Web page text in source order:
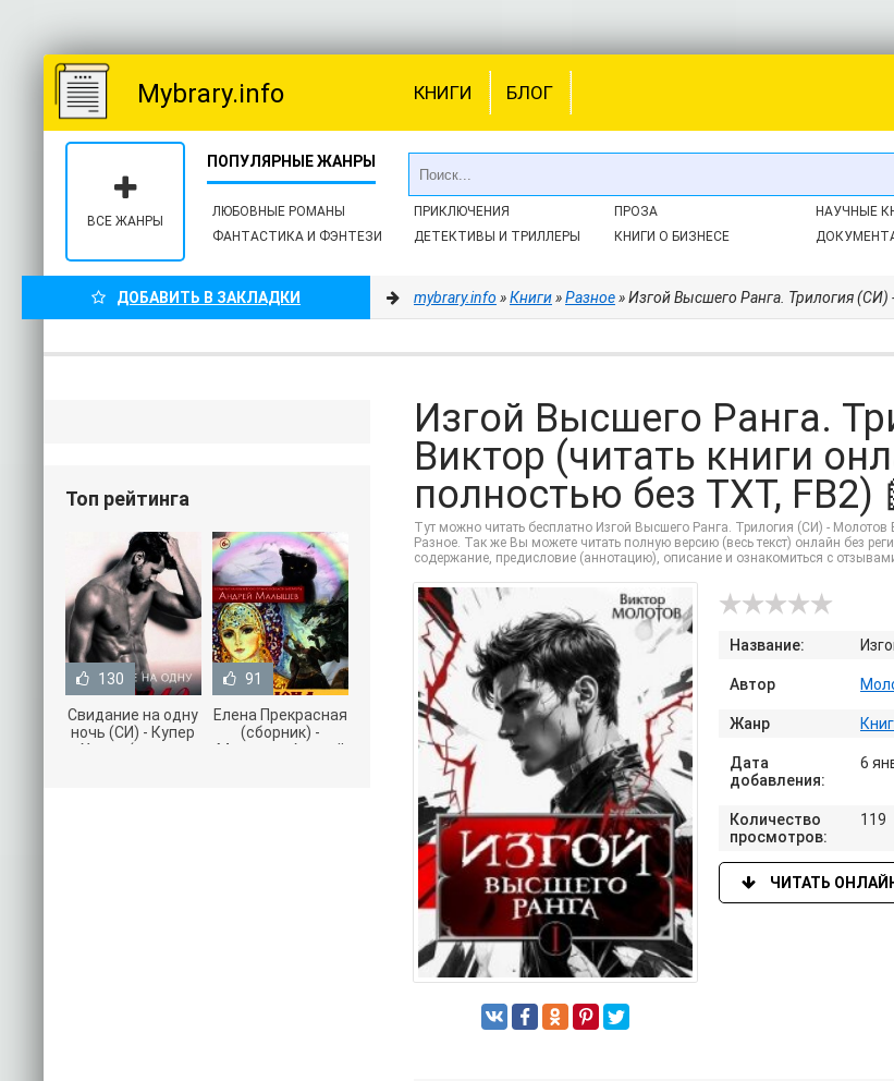
Mybrary.info КНИГИ БЛОГ
ЛЮБОВНЫЕ РОМАНЫ
ФАНТАСТИКА И ФЭНТЕЗИ
ПРИКЛЮЧЕНИЯ
ДЕТЕКТИВЫ И ТРИЛЛЕРЫ
ПРОЗА
КНИГИ О БИЗНЕСЕ
НАУЧНЫЕ
ВСЕ ЖАНРЫ
ДОБАВИТЬ В ЗАКЛАДКИ mybrary.info »Книги»Разное» Изгой Высшего Ранга. Трилогия (СИ) -
Изгой Высшего Ранга.
Виктор (читать книги
полностью без TXT, FB2)
Тут можно читать бесплатно Изгой Высшего Ранга. Трилогия (СИ) -
Разное. Так же Вы можете читать полную версию (весь текст) онлайн без
содержание, предисловие (аннотацию), описание и ознакомиться с
Название:
Автор
Жанр
Дата
добавления:
6
Количество
просмотров:
119
ЧИТАТЬ
Топ рейтинга
130
Свидание на одну
ночь (СИ) - Купер
Хелен (читать
91
Елена Прекрасная
(сборник) -
Малышев Андрей